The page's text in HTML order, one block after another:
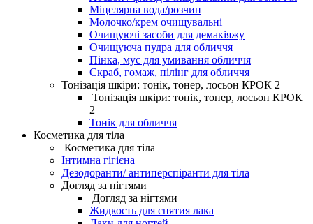
Міцелярна вода/розчин
Молочко/крем очищувальні
Очищуючі засоби для демакіяжу
Очищуюча пудра для обличчя
Пінка, мус для умивання обличчя
Скраб, гомаж, пілінг для обличчя
Тонізація шкіри: тонік, тонер, лосьон КРОК 2
Тонізація шкіри: тонік, тонер, лосьон КРОК
2
Тонік для обличчя
Косметика для тіла
Косметика для тіла
Інтимна гігієна
Дезодоранти/ антиперспіранти для тіла
Догляд за нігтями
Догляд за нігтями
Жидкость для снятия лака